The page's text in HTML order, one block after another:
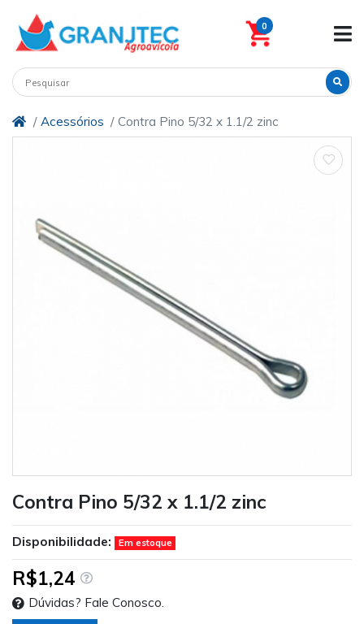
0
Acessórios Contra Pino 5/32 x 1.1/2 zinc
Contra Pino 5/32 x 1.1/2 zinc
Disponibilidade: Em estoque
R$1,24
Dúvidas? Fale Conosco.